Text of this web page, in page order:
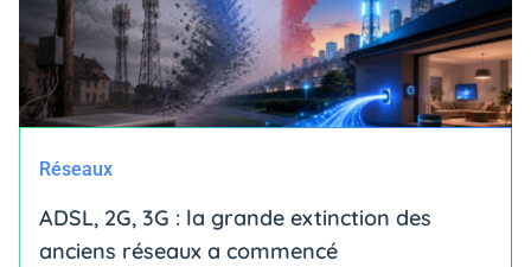
Réseaux
ADSL, 2G, 3G : la grande extinction des
anciens réseaux a commencé